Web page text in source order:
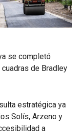
se completó
de Bradley
estratégica ya
Solís, Arzeno y
a